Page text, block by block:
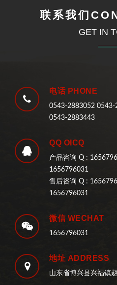
联系我们
GET IN
电话 PHONE
0543-2883052 0543-
0543-2883443
QQ OICQ
产品咨询 Q :
1656796031
售后咨询 Q :
1656796031
微信 WECHAT
1656796031
地址 ADDRESS
山东省博兴县兴福镇